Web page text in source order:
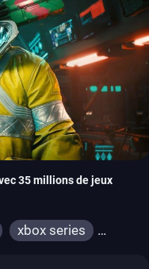
35 millions de jeux
xbox series